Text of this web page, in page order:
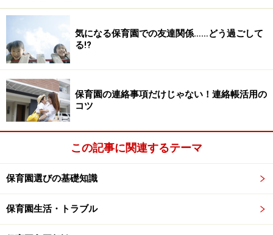
保育園に預けるメリットはたくさんある
初めての保育園生活に具体的な不安を感じているのは、
親の方。保育園で過ごすメリットはたくさんあります。
赤ちゃんにとっても、生活リズムが整う
お世話や接し方の面で相談できるプロが身近にいる
上のクラスの子たちの様子も見られるため、親にと
っては子育ての参考になることが色々あり、子ども
も、同年齢の子たちだけでなく大きな子たちとの交
流から様々な刺激を受ける
1歳児クラス以降になると、みんなと一緒だからで
きることや、食べられるものが増える場合も
気になる保育園での友達関係……どう過ごして
る!?
保育園の連絡事項だけじゃない！連絡帳活用の
コツ
この記事に関連するテーマ
保育園選びの基礎知識
保育園生活・トラブル